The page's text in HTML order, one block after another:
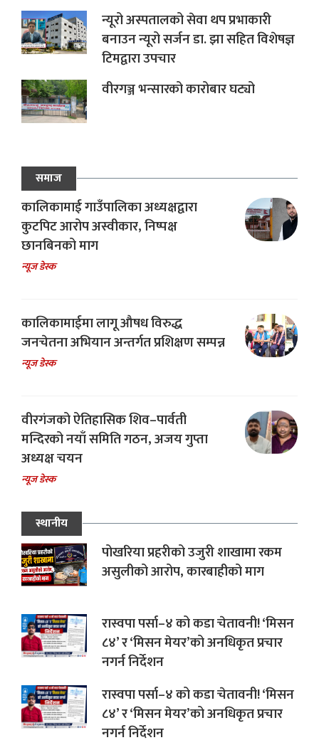
न्यूरो अस्पतालको सेवा थप प्रभाकारी
बनाउन न्यूरो सर्जन डा. झा सहित विशेषज्ञ
टिमद्वारा उपचार
वीरगञ्ज भन्सारको कारोबार घट्यो
समाज
कालिकामाई गाउँपालिका अध्यक्षद्वारा
कुटपिट आरोप अस्वीकार, निष्पक्ष
छानबिनको माग
न्यूज डेस्क
कालिकामाईमा लागू औषध विरुद्ध
जनचेतना अभियान अन्तर्गत प्रशिक्षण सम्पन्न
न्यूज डेस्क
वीरगंजको ऐतिहासिक शिव–पार्वती
मन्दिरको नयाँ समिति गठन, अजय गुप्ता
अध्यक्ष चयन
न्यूज डेस्क
स्थानीय
पोखरिया प्रहरीको उजुरी शाखामा रकम
असुलीको आरोप, कारबाहीको माग
रास्वपा पर्सा–४ को कडा चेतावनी! ‘मिसन
८४’ र ‘मिसन मेयर’को अनधिकृत प्रचार
नगर्न निर्देशन
रास्वपा पर्सा–४ को कडा चेतावनी! ‘मिसन
८४’ र ‘मिसन मेयर’को अनधिकृत प्रचार
नगर्न निर्देशन